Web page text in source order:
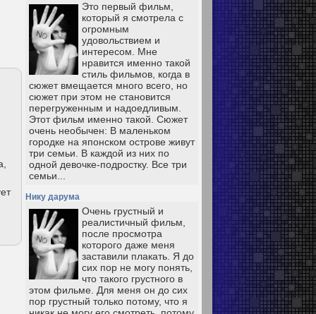
Это первый фильм,
который я смотрела с
огромным
удовольствием и
интересом. Мне
нравится именно такой
стиль фильмов, когда в
сюжет вмещается много всего, но
сюжет при этом не становится
перегруженным и надоедливым.
Этот фильм именно такой. Сюжет
очень необычен: В маленьком
городке на японском острове живут
три семьи. В каждой из них по
одной девочке-подростку. Все три
семьи...
Нику дарума
Очень грустный и
реалистичный фильм,
после просмотра
которого даже меня
заставили плакать. Я до
сих пор не могу понять,
что такого грустного в
этом фильме. Для меня он до сих
пор грустный только потому, что я